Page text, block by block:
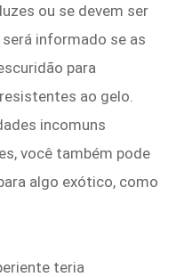
ou se devem ser
informado se as
para
ao gelo.
incomuns
você também pode
algo exótico, como
teria